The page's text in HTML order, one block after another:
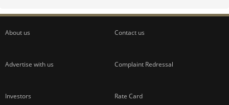
About us Contact us
Advertise with us Complaint Redressal
Investors Rate Card